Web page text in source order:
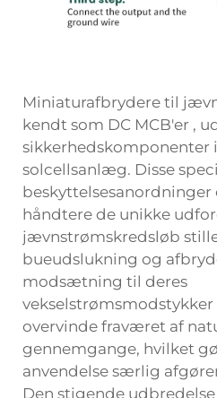
Miniaturafbrydere til
kendt som DC MCB'er ,
sikkerhedskomponenter
solcellsanlæg. Disse
håndtere de unikke
jævnstrømskredsløb
bueudslukning og
modsætning til deres
vekselstrømsmodstykker
overvinde fraværet af
gennemgange, hvilket
anvendelse særlig
Den stigende